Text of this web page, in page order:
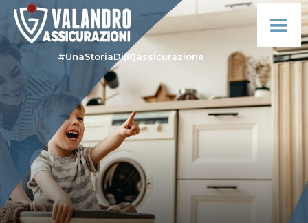
#UnaStoriaDi(R)assicurazione